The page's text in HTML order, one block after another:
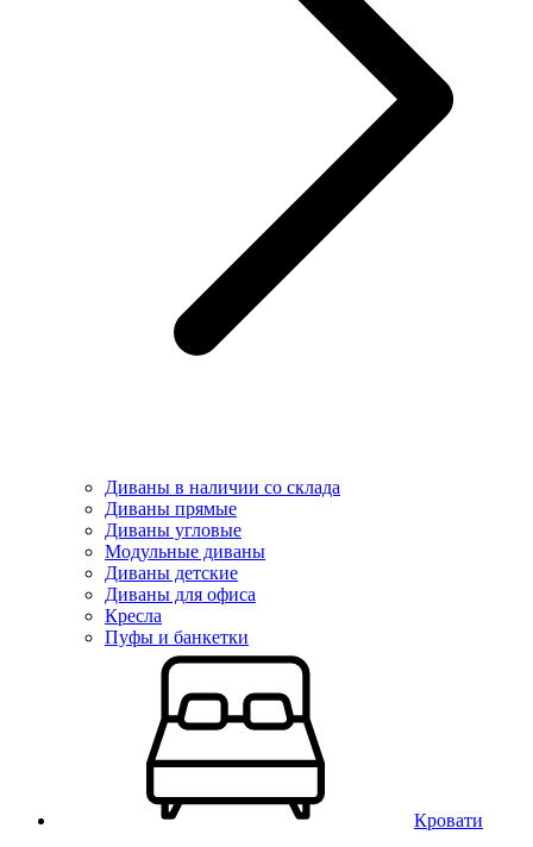
Диваны в наличии со склада
Диваны прямые
Диваны угловые
Модульные диваны
Диваны детские
Диваны для офиса
Кресла
Пуфы и банкетки
Кровати